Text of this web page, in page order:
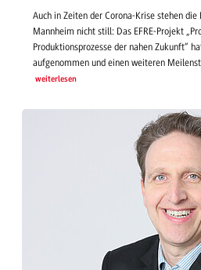
Auch in Zeiten der Corona-Krise stehen die
Mannheim nicht still: Das EFRE-Projekt
Produktionsprozesse der nahen Zukunft“
aufgenommen und einen weiteren
weiterlesen